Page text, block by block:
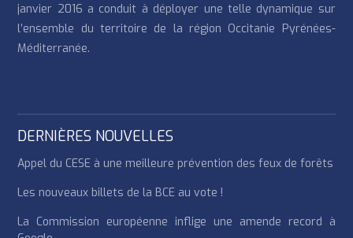
janvier 2016 a conduit à déployer une telle dynamique sur
l’ensemble du territoire de la région Occitanie Pyrénées-
Méditerranée.
DERNIÈRES NOUVELLES
Appel du CESE à une meilleure prévention des feux de forêts
Les nouveaux billets de la BCE au vote !
La Commission européenne inflige une amende record à